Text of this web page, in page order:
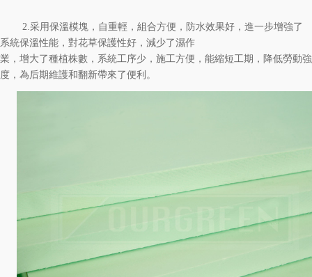
2.采用保溫模塊，自重輕，組合方便，防水效果好，進一步增強了
系統保溫性能，對花草保護性好，減少了濕作
業，增大了種植株數，系統工序少，施工方便，能縮短工期，降低勞動強
度，為后期維護和翻新帶來了便利。